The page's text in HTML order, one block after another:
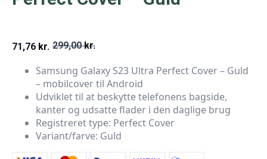
299,00kr.
Den
oprindelige
pris
var:
299,00 kr..
71,76 kr.
Den
aktuelle
pris
er:
71,76 kr..
Samsung Galaxy S23 Ultra Perfect Cover – Guld
– mobilcover til Android
Udviklet til at beskytte telefonens bagside,
kanter og udsatte flader i den daglige brug
Registreret type: Perfect Cover
Variant/farve: Guld